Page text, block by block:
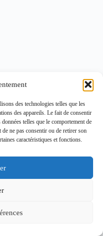
des technologies telles que les
des appareils. Le fait de consentir
telles que le comportement de
ne pas consentir ou de retirer son
caractéristiques et fonctions.
par